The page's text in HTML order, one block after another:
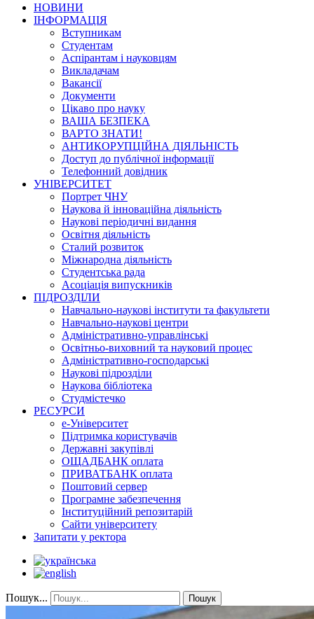
НОВИНИ
ІНФОРМАЦІЯ
Вступникам
Студентам
Аспірантам і науковцям
Викладачам
Вакансії
Документи
Цікаво про науку
ВАША БЕЗПЕКА
ВАРТО ЗНАТИ!
АНТИКОРУПЦІЙНА ДІЯЛЬНІСТЬ
Доступ до публічної інформації
Телефонний довідник
УНІВЕРСИТЕТ
Портрет ЧНУ
Наукова й інноваційна діяльність
Наукові періодичні видання
Освітня діяльність
Сталий розвиток
Міжнародна діяльність
Студентська рада
Асоціація випускників
ПІДРОЗДІЛИ
Навчально-наукові інститути та факультети
Навчально-наукові центри
Адміністративно-управлінські
Освітньо-виховний та науковий процес
Адміністративно-господарські
Наукові підрозділи
Наукова бібліотека
Студмістечко
РЕСУРСИ
е-Університет
Підтримка користувачів
Державні закупівлі
ОЩАДБАНК оплата
ПРИВАТБАНК оплата
Поштовий сервер
Програмне забезпечення
Інституційний репозитарій
Сайти університету
Запитати у ректора
Пошук... Пошук